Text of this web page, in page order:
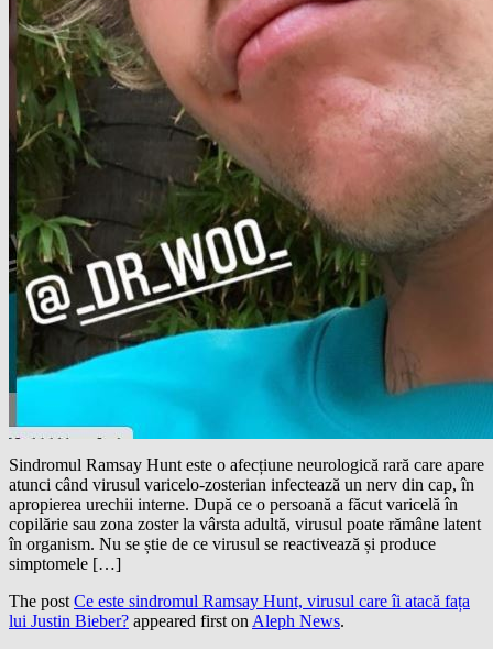
Sindromul Ramsay Hunt este o afecțiune neurologică rară care apare
atunci când virusul varicelo-zosterian infectează un nerv din cap, în
apropierea urechii interne. După ce o persoană a făcut varicelă în
copilărie sau zona zoster la vârsta adultă, virusul poate rămâne latent
în organism. Nu se știe de ce virusul se reactivează și produce
simptomele […]
The post Ce este sindromul Ramsay Hunt, virusul care îi atacă fața
lui Justin Bieber? appeared first on Aleph News.